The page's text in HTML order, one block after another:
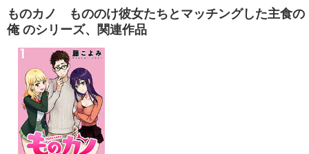
ものカノ もののけ彼女たちとマッチングした主食の
俺 のシリーズ、関連作品